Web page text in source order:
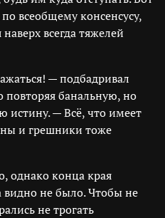
всеобщему консенсусу,
всегда тяжелей
— подбадривал
повторяя банальную, но
истину. — Всё, что имеет
и грешники тоже
однако конца края
не было. Чтобы не
не трогать